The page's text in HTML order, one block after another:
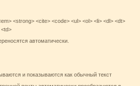
<strong> <cite> <code> <ul> <ol> <li> <dl> <dt>
автоматически.
и показываются как обычный текст